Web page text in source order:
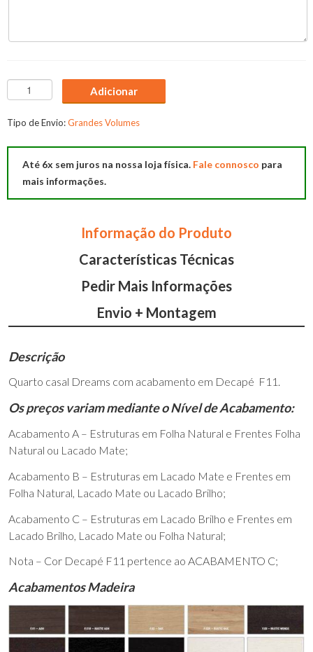
Quantidade
de
Quarto
502
Adicionar
Tipo de Envio:Grandes Volumes
Até 6x sem juros na nossa loja física. Fale connosco para
mais informações.
Informação do Produto
Características Técnicas
Pedir Mais Informações
Envio + Montagem
Descrição
Quarto casal Dreams com acabamento em Decapé F11.
Os preços variam mediante o Nível de Acabamento:
Acabamento A – Estruturas em Folha Natural e Frentes Folha
Natural ou Lacado Mate;
Acabamento B – Estruturas em Lacado Mate e Frentes em
Folha Natural, Lacado Mate ou Lacado Brilho;
Acabamento C – Estruturas em Lacado Brilho e Frentes em
Lacado Brilho, Lacado Mate ou Folha Natural;
Nota – Cor Decapé F11 pertence ao ACABAMENTO C;
Acabamentos Madeira